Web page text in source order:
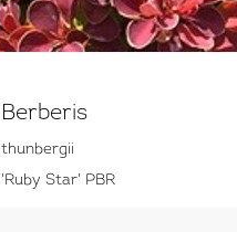
Berberis
thunbergii
'Ruby Star' PBR